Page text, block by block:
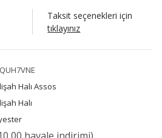
Taksit seçenekleri için
tıklayınız
Halı Assos
Halı